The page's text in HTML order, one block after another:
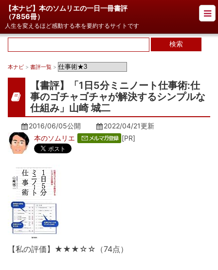
【本ナビ】本のソムリエの一日一冊書評
（7856冊）
人生を変えるほど感動する本を要約するサイトです
本ナビ > 書評一覧 >
【書評】「1日5分ミニノート仕事術:仕
事のゴチャゴチャが解決するシンプルな
仕組み」山崎 城二
2016/06/05公開 2022/04/21更新
本のソムリエ
[PR]
【私の評価】★★★☆☆（74点）